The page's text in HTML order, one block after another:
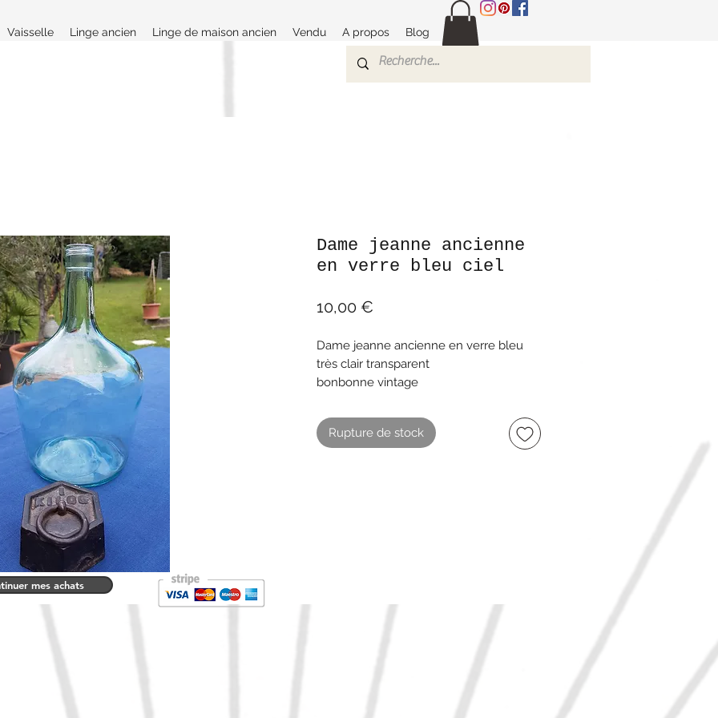
Vaisselle Linge ancien Linge de maison ancien Vendu A propos Blog
Dame jeanne ancienne
en verre bleu ciel
10,00 €
Dame jeanne ancienne en verre bleu
très clair transparent
bonbonne vintage
Diamètre 12 cm
Hauteur 24 cm
Rupture de stock
mes achats